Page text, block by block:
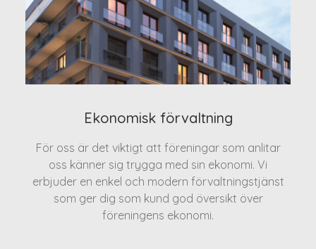
Ekonomisk förvaltning
För oss är det viktigt att föreningar som anlitar
oss känner sig trygga med sin ekonomi. Vi
erbjuder en enkel och modern förvaltningstjänst
som ger dig som kund god översikt över
föreningens ekonomi.